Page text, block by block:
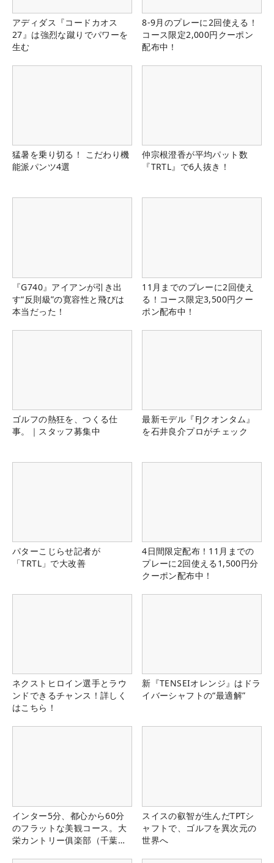
アディダス『コードカオス
27』は強烈な蹴りでパワーを
生む
8-9月のプレーに2回使える！
コース限定2,000円クーポン
配布中！
猛暑を乗り切る！ こだわり機
能派パンツ4選
仲宗根澄香が平均パット数
『TRTL』で6人抜き！
『G740』アイアンが引き出
す“反則級”の寛容性と飛びは
本当だった！
11月までのプレーに2回使え
る！コース限定3,500円クー
ポン配布中！
ゴルフの熱狂を、つくる仕
事。｜スタッフ募集中
最新モデル『FJクオンタム』
を石井良介プロがチェック
パターこじらせ記者が
「TRTL」で大改善
4日間限定配布！11月までの
プレーに2回使える1,500円分
クーポン配布中！
ネクストヒロイン選手とラウ
ンドできるチャンス！詳しく
はこちら！
新『TENSEIオレンジ』はドラ
イバーシャフトの“最適解”
インター5分、都心から60分
のフラットな美観コース。大
栄カントリー俱楽部（千葉
スイスの叡智が生んだTPTシ
ャフトで、ゴルフを異次元の
世界へ